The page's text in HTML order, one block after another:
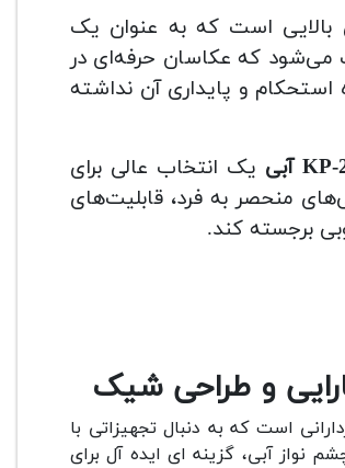
بالایی است که به عنوان یک
می‌شود که عکاسان حرفه‌ای در
استحکام و پایداری آن نداشته
یک انتخاب عالی برای
منحصر به فرد، قابلیت‌های
برجسته کند.
است که به دنبال تجهیزاتی با
نواز آبی، گزینه ای ایده آل برای